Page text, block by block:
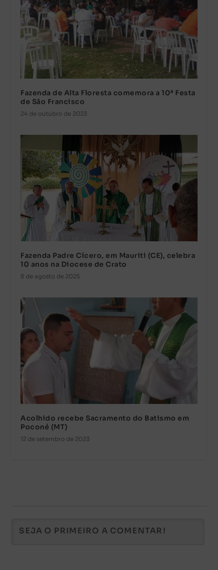
Fazenda de Alta Floresta comemora a 10ª Festa
de São Francisco
24 de outubro de 2023
Fazenda Padre Cícero, em Mauriti (CE), celebra
10 anos na Diocese de Crato
8 de agosto de 2025
Acolhido recebe Sacramento do Batismo em
Poconé (MT)
12 de setembro de 2023